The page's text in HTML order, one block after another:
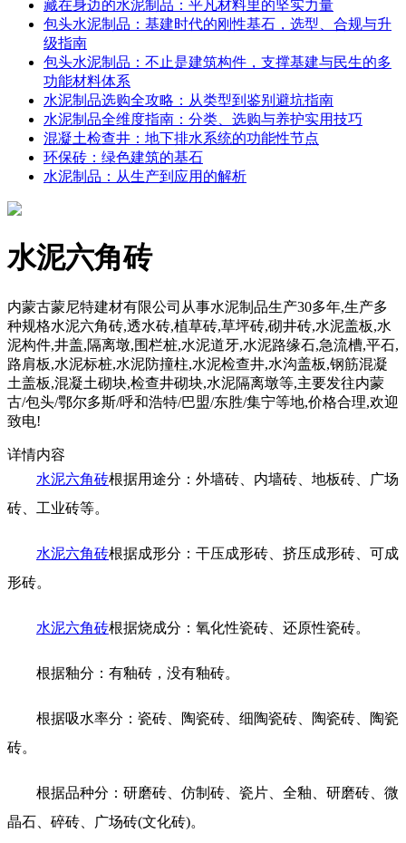
藏在身边的水泥制品：平凡材料里的坚实力量
包头水泥制品：基建时代的刚性基石，选型、合规与升
级指南
包头水泥制品：不止是建筑构件，支撑基建与民生的多
功能材料体系
水泥制品选购全攻略：从类型到鉴别避坑指南
水泥制品全维度指南：分类、选购与养护实用技巧
混凝土检查井：地下排水系统的功能性节点
环保砖：绿色建筑的基石
水泥制品：从生产到应用的解析
水泥六角砖
内蒙古蒙尼特建材有限公司从事水泥制品生产30多年,生产多
种规格水泥六角砖,透水砖,植草砖,草坪砖,砌井砖,水泥盖板,水
泥构件,井盖,隔离墩,围栏桩,水泥道牙,水泥路缘石,急流槽,平石,
路肩板,水泥标桩,水泥防撞柱,水泥检查井,水沟盖板,钢筋混凝
土盖板,混凝土砌块,检查井砌块,水泥隔离墩等,主要发往内蒙
古/包头/鄂尔多斯/呼和浩特/巴盟/东胜/集宁等地,价格合理,欢迎
致电!
详情内容
水泥六角砖根据用途分：外墙砖、内墙砖、地板砖、广场
砖、工业砖等。
水泥六角砖根据成形分：干压成形砖、挤压成形砖、可成
形砖。
水泥六角砖根据烧成分：氧化性瓷砖、还原性瓷砖。
根据釉分：有釉砖，没有釉砖。
根据吸水率分：瓷砖、陶瓷砖、细陶瓷砖、陶瓷砖、陶瓷
砖。
根据品种分：研磨砖、仿制砖、瓷片、全釉、研磨砖、微
晶石、碎砖、广场砖(文化砖)。